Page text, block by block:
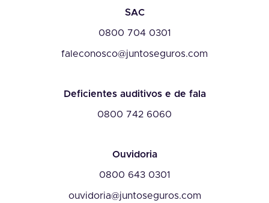
SAC
0800 704 0301
faleconosco@juntoseguros.com
Deficientes auditivos e de fala
0800 742 6060
Ouvidoria
0800 643 0301
ouvidoria@juntoseguros.com